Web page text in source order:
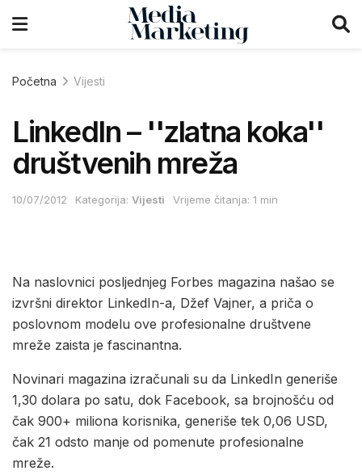
Početna Vijesti
LinkedIn – ''zlatna koka''
društvenih mreža
10/07/2012 Kategorija: Vijesti Vrijeme čitanja: 1 min
Na naslovnici posljednjeg Forbes magazina našao se
izvršni direktor LinkedIn-a, Džef Vajner, a priča o
poslovnom modelu ove profesionalne društvene
mreže zaista je fascinantna.
Novinari magazina izračunali su da LinkedIn generiše
1,30 dolara po satu, dok Facebook, sa brojnošću od
čak 900+ miliona korisnika, generiše tek 0,06 USD,
čak 21 odsto manje od pomenute profesionalne
mreže.